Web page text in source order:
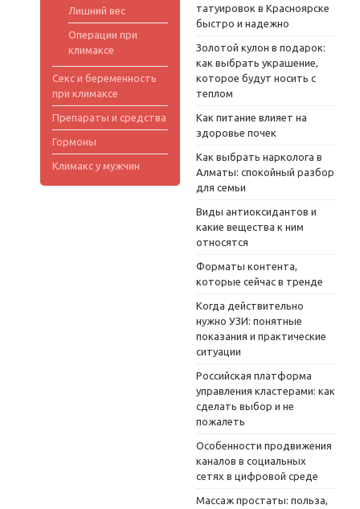
Лишний вес
Операции при
климаксе
Секс и беременность
при климаксе
Препараты и средства
Гормоны
Климакс у мужчин
татуировок в Красноярске
быстро и надежно
Золотой кулон в подарок:
как выбрать украшение,
которое будут носить с
теплом
Как питание влияет на
здоровье почек
Как выбрать нарколога в
Алматы: спокойный разбор
для семьи
Виды антиоксидантов и
какие вещества к ним
относятся
Форматы контента,
которые сейчас в тренде
Когда действительно
нужно УЗИ: понятные
показания и практические
ситуации
Российская платформа
управления кластерами: как
сделать выбор и не
пожалеть
Особенности продвижения
каналов в социальных
сетях в цифровой среде
Массаж простаты: польза,